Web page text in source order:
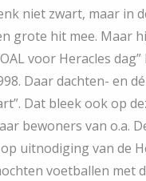
niet zwart, maar in
grote hit mee. Maar
voor Heracles
Daar dachten- en
Dat bleek ook op
bewoners van o.a.
uitnodiging van de
voetballen met